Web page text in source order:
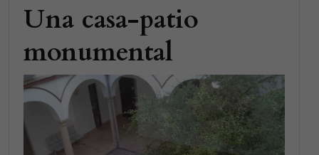
Una casa-patio
monumental